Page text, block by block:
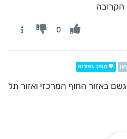
הקרובה
0
💖 תומך בפורום
באזור החוף המרכזי ואזור תל